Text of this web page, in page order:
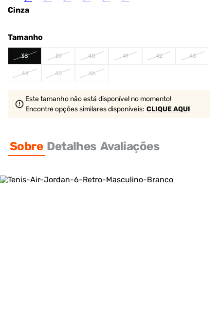
Cinza
Tamanho
38 39 40 41 42 43
44 45 46
Este tamanho não está disponível no momento!
Encontre opções similaresdisponíveis: CLIQUE AQUI
Sobre Detalhes Avaliações